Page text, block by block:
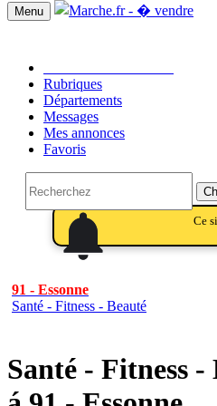
Menu
Rubriques
Départements
Messages
Mes annonces
Favoris
notifications
notifications Ce
91 - Essonne
Santé - Fitness - Beauté
Santé - Fitness -